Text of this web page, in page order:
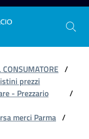
/
prezzi
- Prezzario
/
merci Parma /